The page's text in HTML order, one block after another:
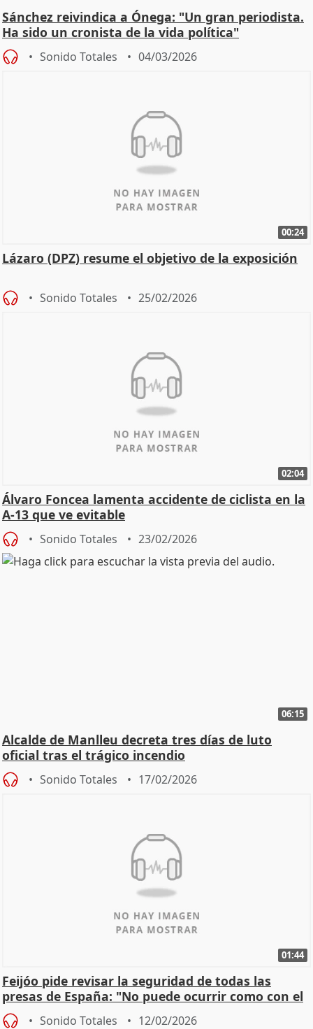
Sánchez reivindica a Ónega: "Un gran periodista.
Ha sido un cronista de la vida política"
Sonido Totales 04/03/2026
00:24
Lázaro (DPZ) resume el objetivo de la exposición
Sonido Totales 25/02/2026
02:04
Álvaro Foncea lamenta accidente de ciclista en la
A-13 que ve evitable
Sonido Totales 23/02/2026
06:15
Alcalde de Manlleu decreta tres días de luto
oficial tras el trágico incendio
Sonido Totales 17/02/2026
01:44
Feijóo pide revisar la seguridad de todas las
presas de España: "No puede ocurrir como con el
apagón
Sonido Totales 12/02/2026